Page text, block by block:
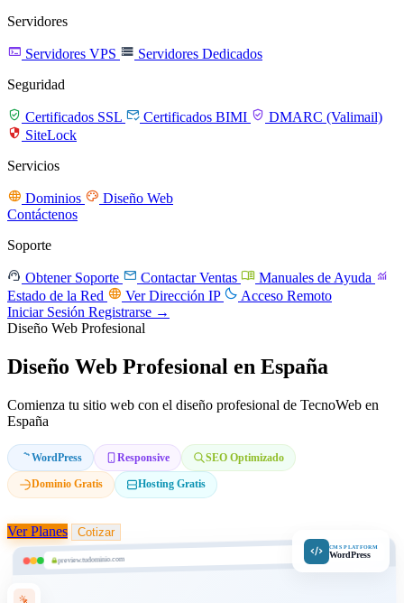
Servidores
 Servidores VPS  Servidores Dedicados
Seguridad
 Certificados SSL  Certificados BIMI  DMARC (Valimail)
 SiteLock
Servicios
 Dominios  Diseño Web
Contáctenos
Soporte
 Obtener Soporte  Contactar Ventas  Manuales de Ayuda 
Estado de la Red  Ver Dirección IP  Acceso Remoto
Iniciar Sesión Registrarse →
Diseño Web Profesional
Diseño Web Profesional en España
Comienza tu sitio web con el diseño profesional de TecnoWeb en
España
WordPress Responsive SEO Optimizado
Dominio Gratis Hosting Gratis
Ver Planes Cotizar
CMS PLATFORM
WordPress
preview.tudominio.com